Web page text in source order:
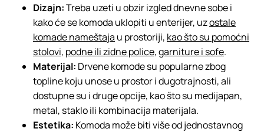
Dizajn:Treba uzeti u obzir izgled dnevne sobe i
kako će se komoda uklopiti u enterijer, uzostale
komade nameštaja u prostoriji, kao što su pomoćni
stolovi, podne ili zidne police,garniture i sofe.
Materijal: Drvene komode su popularne zbog
topline koju unose u prostor i dugotrajnosti, ali
dostupne su i druge opcije, kao što su medijapan,
metal, staklo ili kombinacija materijala.
Estetika: Komoda može biti više od jednostavnog